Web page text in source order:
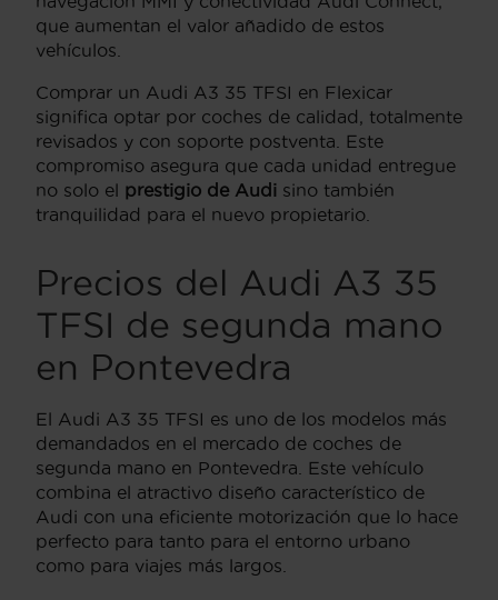
que aumentan el valor añadido de estos
vehículos.
Comprar un Audi A3 35 TFSI en Flexicar
significa optar por coches de calidad, totalmente
revisados y con soporte postventa. Este
compromiso asegura que cada unidad entregue
no solo el prestigio de Audi sino también
tranquilidad para el nuevo propietario.
Precios del Audi A3 35
TFSI de segunda mano
en Pontevedra
El Audi A3 35 TFSI es uno de los modelos más
demandados en el mercado de coches de
segunda mano en Pontevedra. Este vehículo
combina el atractivo diseño característico de
Audi con una eficiente motorización que lo hace
perfecto para tanto para el entorno urbano
como para viajes más largos.